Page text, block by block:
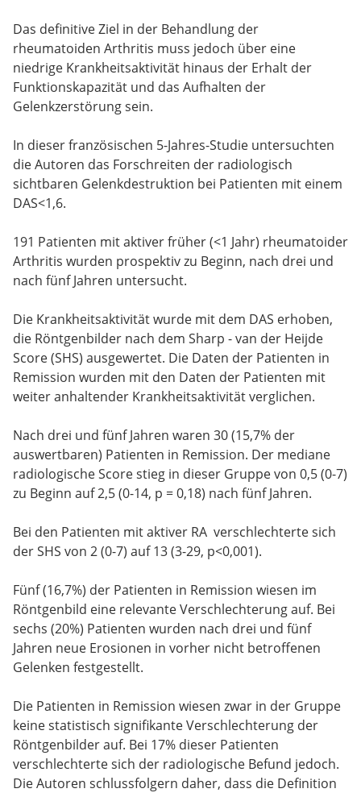
Das definitive Ziel in der Behandlung der
rheumatoiden Arthritis muss jedoch über eine
niedrige Krankheitsaktivität hinaus der Erhalt der
Funktionskapazität und das Aufhalten der
Gelenkzerstörung sein.
In dieser französischen 5-Jahres-Studie untersuchten
die Autoren das Forschreiten der radiologisch
sichtbaren Gelenkdestruktion bei Patienten mit einem
DAS<1,6.
191 Patienten mit aktiver früher (<1 Jahr) rheumatoider
Arthritis wurden prospektiv zu Beginn, nach drei und
nach fünf Jahren untersucht.
Die Krankheitsaktivität wurde mit dem DAS erhoben,
die Röntgenbilder nach dem Sharp - van der Heijde
Score (SHS) ausgewertet. Die Daten der Patienten in
Remission wurden mit den Daten der Patienten mit
weiter anhaltender Krankheitsaktivität verglichen.
Nach drei und fünf Jahren waren 30 (15,7% der
auswertbaren) Patienten in Remission. Der mediane
radiologische Score stieg in dieser Gruppe von 0,5 (0-7)
zu Beginn auf 2,5 (0-14, p = 0,18) nach fünf Jahren.
Bei den Patienten mit aktiver RA verschlechterte sich
der SHS von 2 (0-7) auf 13 (3-29, p<0,001).
Fünf (16,7%) der Patienten in Remission wiesen im
Röntgenbild eine relevante Verschlechterung auf. Bei
sechs (20%) Patienten wurden nach drei und fünf
Jahren neue Erosionen in vorher nicht betroffenen
Gelenken festgestellt.
Die Patienten in Remission wiesen zwar in der Gruppe
keine statistisch signifikante Verschlechterung der
Röntgenbilder auf. Bei 17% dieser Patienten
verschlechterte sich der radiologische Befund jedoch.
Die Autoren schlussfolgern daher, dass die Definition